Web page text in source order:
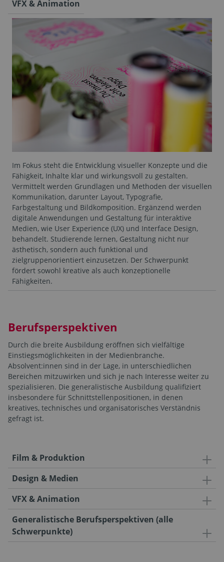
VFX & Animation
Im Fokus steht die Entwicklung visueller Konzepte und die
Fähigkeit, Inhalte klar und wirkungsvoll zu gestalten.
Vermittelt werden Grundlagen und Methoden der visuellen
Kommunikation, darunter Layout, Typografie,
Farbgestaltung und Bildkomposition. Ergänzend werden
digitale Anwendungen und Gestaltung für interaktive
Medien, wie User Experience (UX) und Interface Design,
behandelt. Studierende lernen, Gestaltung nicht nur
ästhetisch, sondern auch funktional und
zielgruppenorientiert einzusetzen. Der Schwerpunkt
fördert sowohl kreative als auch konzeptionelle
Fähigkeiten.
Berufsperspektiven
Durch die breite Ausbildung eröffnen sich vielfältige
Einstiegsmöglichkeiten in der Medienbranche.
Absolvent:innen sind in der Lage, in unterschiedlichen
Bereichen mitzuwirken und sich je nach Interesse weiter zu
spezialisieren. Die generalistische Ausbildung qualifiziert
insbesondere für Schnittstellenpositionen, in denen
kreatives, technisches und organisatorisches Verständnis
gefragt ist.
Film & Produktion
Design & Medien
VFX & Animation
Generalistische Berufsperspektiven (alle
Schwerpunkte)